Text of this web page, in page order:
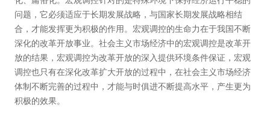
问题，它必须适应于长期发展战略，与国家长期发展战略相结
合，才能发挥更为积极的作用。宏观调控的生命力在于我国不断
深化的改革开放事业。社会主义市场经济中的宏观调控是改革开
放的结果，宏观调控为改革开放的深入提供环境条件保证，宏观
调控也只有在深化改革扩大开放的过程中，在社会主义市场经济
体制不断完善的过程中，才能与时俱进不断提高水平，产生更为
积极的效果。